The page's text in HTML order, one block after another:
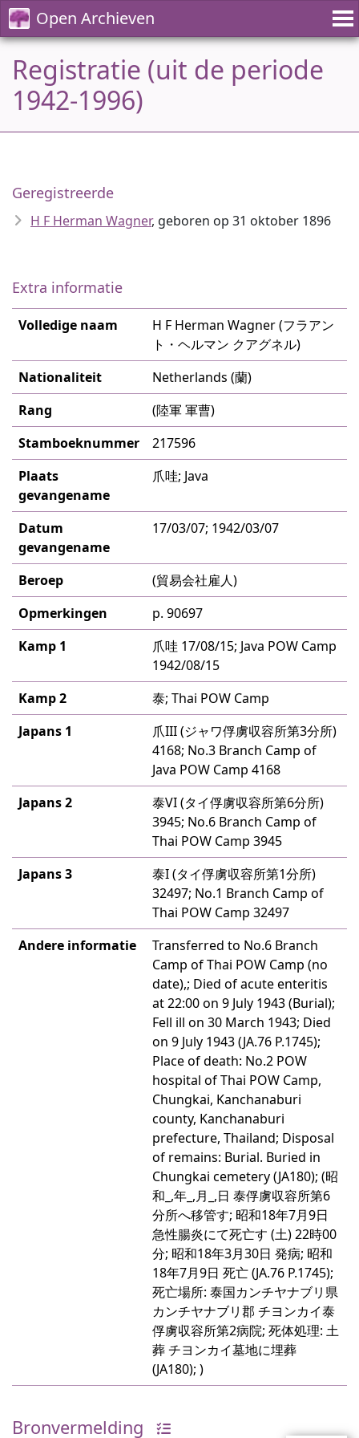
Open Archieven
Registratie (uit de periode
1942-1996)
Geregistreerde
H F Herman Wagner, geboren op 31 oktober 1896
Extra informatie
Volledige naam
H F Herman Wagner (フラアン
ト・ヘルマン クアグネル)
Nationaliteit
Netherlands (蘭)
Rang
(陸軍 軍曹)
Stamboeknummer
217596
Plaats
gevangename
爪哇; Java
Datum
gevangename
17/03/07; 1942/03/07
Beroep
(貿易会社雇人)
Opmerkingen
p. 90697
Kamp 1
爪哇 17/08/15; Java POW Camp
1942/08/15
Kamp 2
泰; Thai POW Camp
Japans 1
爪III (ジャワ俘虜収容所第3分所)
4168; No.3 Branch Camp of
Java POW Camp 4168
Japans 2
泰VI (タイ俘虜収容所第6分所)
3945; No.6 Branch Camp of
Thai POW Camp 3945
Japans 3
泰I (タイ俘虜収容所第1分所)
32497; No.1 Branch Camp of
Thai POW Camp 32497
Andere informatie
Transferred to No.6 Branch
Camp of Thai POW Camp (no
date),; Died of acute enteritis
at 22:00 on 9 July 1943 (Burial);
Fell ill on 30 March 1943; Died
on 9 July 1943 (JA.76 P.1745);
Place of death: No.2 POW
hospital of Thai POW Camp,
Chungkai, Kanchanaburi
county, Kanchanaburi
prefecture, Thailand; Disposal
of remains: Burial. Buried in
Chungkai cemetery (JA180); (昭
和_,年_,月_,日 泰俘虜収容所第6
分所へ移管す; 昭和18年7月9日
急性腸炎にて死亡す (土) 22時00
分; 昭和18年3月30日 発病; 昭和
18年7月9日 死亡 (JA.76 P.1745);
死亡場所: 泰国カンチヤナブリ県
カンチヤナブリ郡 チヨンカイ泰
俘虜収容所第2病院; 死体処理: 土
葬 チヨンカイ墓地に埋葬
(JA180); )
Bronvermelding